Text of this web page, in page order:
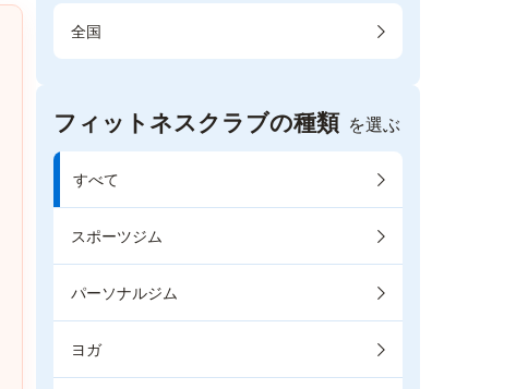
全国
フィットネスクラブの種類 を選ぶ
すべて
スポーツジム
パーソナルジム
ヨガ